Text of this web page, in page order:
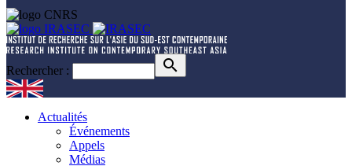
Rechercher :
Actualités
Événements
Appels
Médias